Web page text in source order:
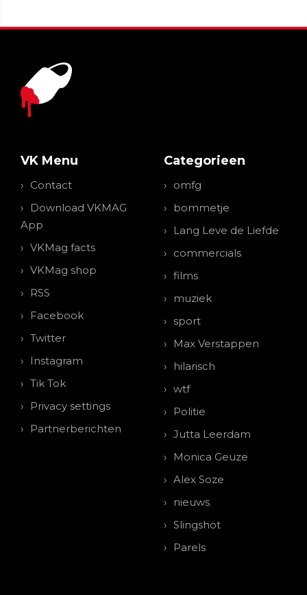
VK Menu
Contact
Download VKMAG
App
VKMag facts
VKMag shop
RSS
Facebook
Twitter
Instagram
Tik Tok
Privacy settings
Partnerberichten
Categorieen
omfg
bommetje
Lang Leve de Liefde
commercials
films
muziek
sport
Max Verstappen
hilarisch
wtf
Politie
Jutta Leerdam
Monica Geuze
Alex Soze
nieuws
Slingshot
Parels